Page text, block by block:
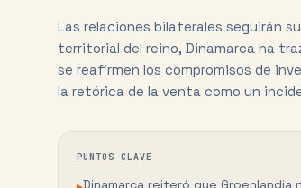
Las relaciones bilaterales seguirán
territorial del reino, Dinamarca ha
se reafirmen los compromisos de
la retórica de la venta como un
PUNTOS CLAVE
Dinamarca reiteró que